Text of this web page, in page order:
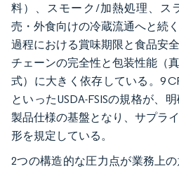
料）、スモーク/加熱処理、ス
売・外食向けの冷蔵流通へと続
過程における賞味期限と食品安
チェーンの完全性と包装性能（
式）に大きく依存している。9
といったUSDA-FSISの規格が、
製品仕様の基盤となり、サプラ
形を規定している。
2つの構造的な圧力点が業務上